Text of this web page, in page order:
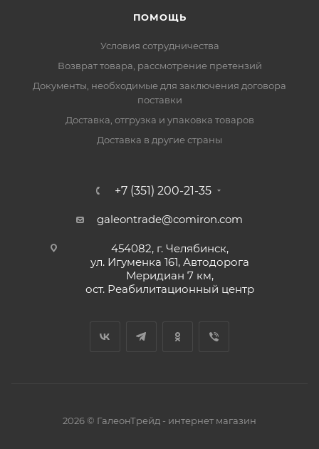
ПОМОЩЬ
Условия сотрудничества
Возврат товара, рассмотрение претензий
Документы, необходимые для заключения договора
поставки
Доставка, отгрузка и упаковка товаров
Доставка в другие страны
+7 (351) 200-21-35
galeontrade@comiron.com
454082, г. Челябинск,
ул. Игуменка 161, Автодорога
Меридиан 7 км,
ост. Реабилитационный центр
2026 © ГалеонТрейд - интернет магазин